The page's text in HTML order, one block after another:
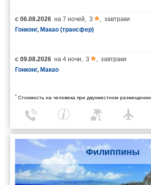
с 06.08.2026 на 7 ночей, 3 , завтраки
Гонконг, Макао (трансфер)
с 09.08.2026 на 4 ночи, 3 , завтраки
Гонконг, Макао
* Стоимость на человека при двухместном размещении
Филиппины